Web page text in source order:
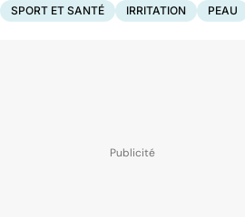
SPORT ET SANTÉ IRRITATION PEAU